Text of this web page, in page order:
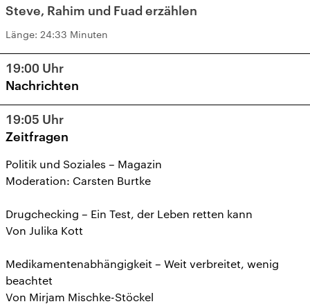
Steve, Rahim und Fuad erzählen
Länge: 24:33 Minuten
19:00 Uhr
Nachrichten
19:05 Uhr
Zeitfragen
Politik und Soziales – Magazin
Moderation: Carsten Burtke
Drugchecking – Ein Test, der Leben retten kann
Von Julika Kott
Medikamentenabhängigkeit – Weit verbreitet, wenig
beachtet
Von Mirjam Mischke-Stöckel